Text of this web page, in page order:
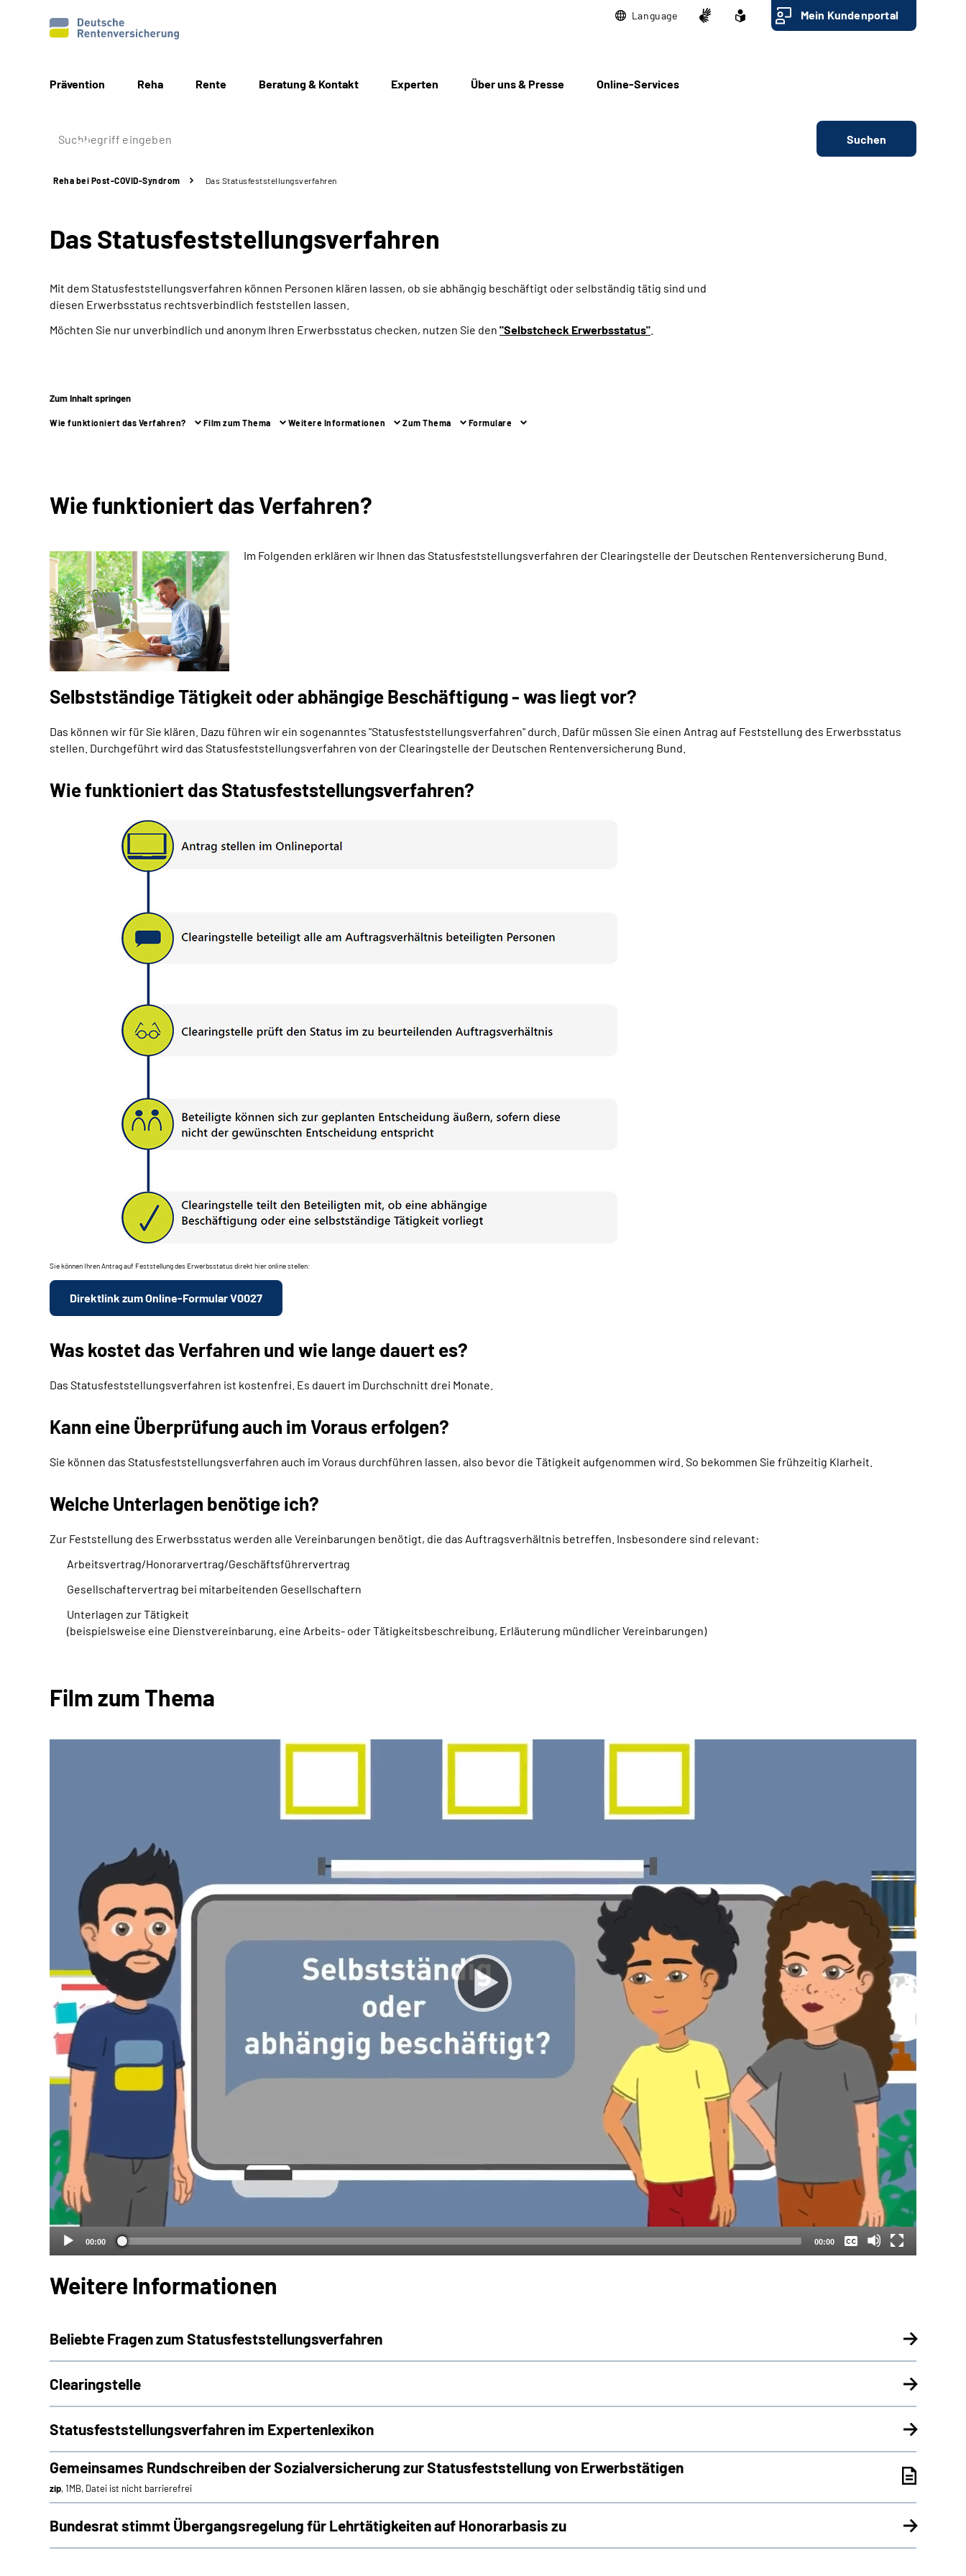
Language Mein Kundenportal
Prävention Reha Rente Beratung & Kontakt Experten Über uns & Presse Online-Services
Suchen
Reha bei Post-COVID-Syndrom Das Statusfeststellungs­verfahren
Das Statusfeststellungs­verfahren
Mit dem Statusfeststellungsverfahren können Personen klären lassen, ob sie abhängig beschäftigt oder selbständig tätig sind und
diesen Erwerbsstatus rechtsverbindlich feststellen lassen.
Möchten Sie nur unverbindlich und anonym Ihren Erwerbsstatus checken, nutzen Sie den "Selbstcheck Erwerbsstatus"
Zum Inhalt springen
Wie funktioniert das Verfahren? Film zum Thema Weitere Informationen Zum Thema Formulare
Wie funktioniert das Verfahren?
Im Folgenden erklären wir Ihnen das Statusfeststellungsverfahren der Clearingstelle der Deutschen Rentenversicherung Bund.
Selbstständige Tätigkeit oder abhängige Beschäftigung - was liegt vor?
Das können wir für Sie klären. Dazu führen wir ein sogenanntes "Statusfeststellungsverfahren" durch. Dafür müssen Sie einen Antrag auf Feststellung des Erwerbsstatus
stellen. Durchgeführt wird das Statusfeststellungsverfahren von der Clearingstelle der Deutschen Rentenversicherung Bund.
Wie funktioniert das Statusfeststellungsverfahren?
Sie können Ihren Antrag auf Feststellung des Erwerbsstatus direkt hier online stellen:
Direktlink zum Online-Formular V0027
Was kostet das Verfahren und wie lange dauert es?
Das Statusfeststellungsverfahren ist kostenfrei. Es dauert im Durchschnitt drei Monate.
Kann eine Überprüfung auch im Voraus erfolgen?
Sie können das Statusfeststellungsverfahren auch im Voraus durchführen lassen, also bevor die Tätigkeit aufgenommen wird. So bekommen Sie frühzeitig Klarheit.
Welche Unterlagen benötige ich?
Zur Feststellung des Erwerbsstatus werden alle Vereinbarungen benötigt, die das Auftragsverhältnis betreffen. Insbesondere sind relevant:
Arbeitsvertrag/Honorarvertrag/Geschäftsführervertrag
Gesellschaftervertrag bei mitarbeitenden Gesellschaftern
Unterlagen zur Tätigkeit
(beispielsweise eine Dienstvereinbarung, eine Arbeits- oder Tätigkeitsbeschreibung, Erläuterung mündlicher Vereinbarungen)
Film zum Thema
00:00 00:00
Keine
Deutsch
Weitere Informationen
Beliebte Fragen zum Statusfeststellungsverfahren
Clearingstelle
Statusfeststellungsverfahren im Expertenlexikon
Gemeinsames Rundschreiben der Sozialversicherung zur Statusfeststellung von Erwerbstätigen
zip, 1MB, Datei ist nicht barrierefrei
Bundesrat stimmt Übergangsregelung für Lehrtätigkeiten auf Honorarbasis zu